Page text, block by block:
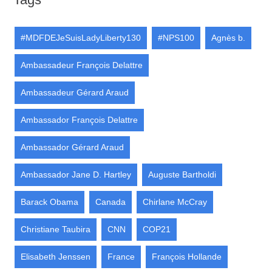
#MDFDEJeSuisLadyLiberty130 #NPS100 Agnès b.
Ambassadeur François Delattre
Ambassadeur Gérard Araud
Ambassador François Delattre
Ambassador Gérard Araud
Ambassador Jane D. Hartley Auguste Bartholdi
Barack Obama Canada Chirlane McCray
Christiane Taubira CNN COP21
Elisabeth Jenssen France François Hollande